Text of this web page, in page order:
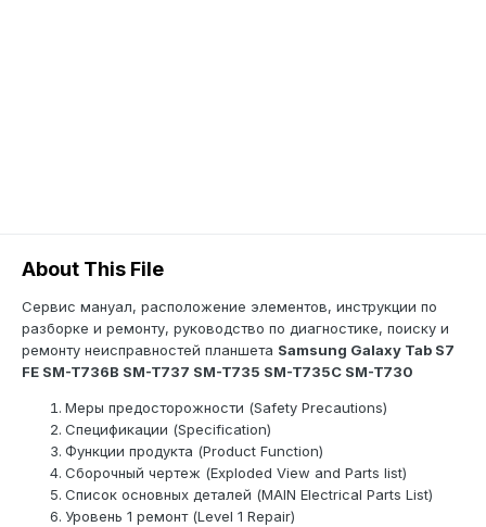
About This File
Сервис мануал, расположение элементов, инструкции по
разборке и ремонту, руководство по диагностике, поиску и
ремонту неисправностей планшета Samsung Galaxy Tab S7
FE SM-T736B SM-T737 SM-T735 SM-T735C SM-T730
Меры предосторожности (Safety Precautions)
Спецификации (Specification)
Функции продукта (Product Function)
Сборочный чертеж (Exploded View and Parts list)
Список основных деталей (MAIN Electrical Parts List)
Уровень 1 ремонт (Level 1 Repair)